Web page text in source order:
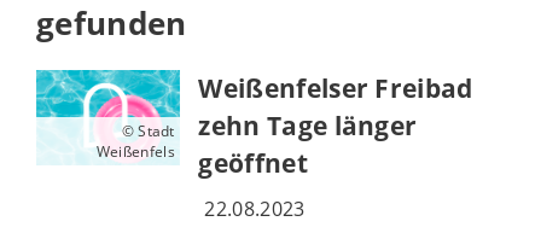
gefunden
© Stadt
Weißenfels
Weißenfelser Freibad
zehn Tage länger
geöffnet
22.08.2023